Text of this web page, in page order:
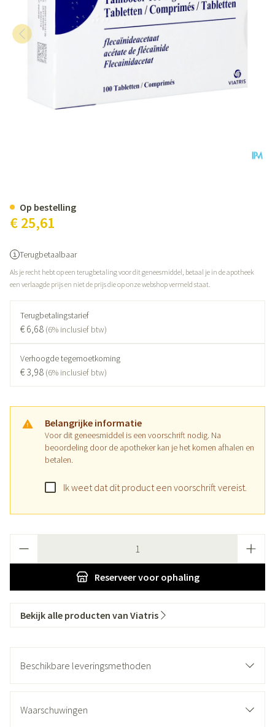
€ 25,61
Terugbetaalbaar
Als je recht hebt op een terugbetaling voor dit geneesmiddel, betaal je in de apotheek
een verlaagde prijs en niet de prijs die op onze webshop vermeld staat.
Terugbetalingstarief
€ 6,68 (6% inclusief btw)
Verhoogde tegemoetkoming
€ 3,98 (6% inclusief btw)
Belangrijke informatie
Voor dit geneesmiddel is een voorschrift nodig. Na
beoordeling door de apotheker kan je het komen afhalen en
betalen.
Ik weet dat dit product een voorschrift vereist.
Reserveervoor ophaling
Op bestelling
Bekijk alle producten van Viatris
Beschikbare leveringsmethoden
Waarschuwingen